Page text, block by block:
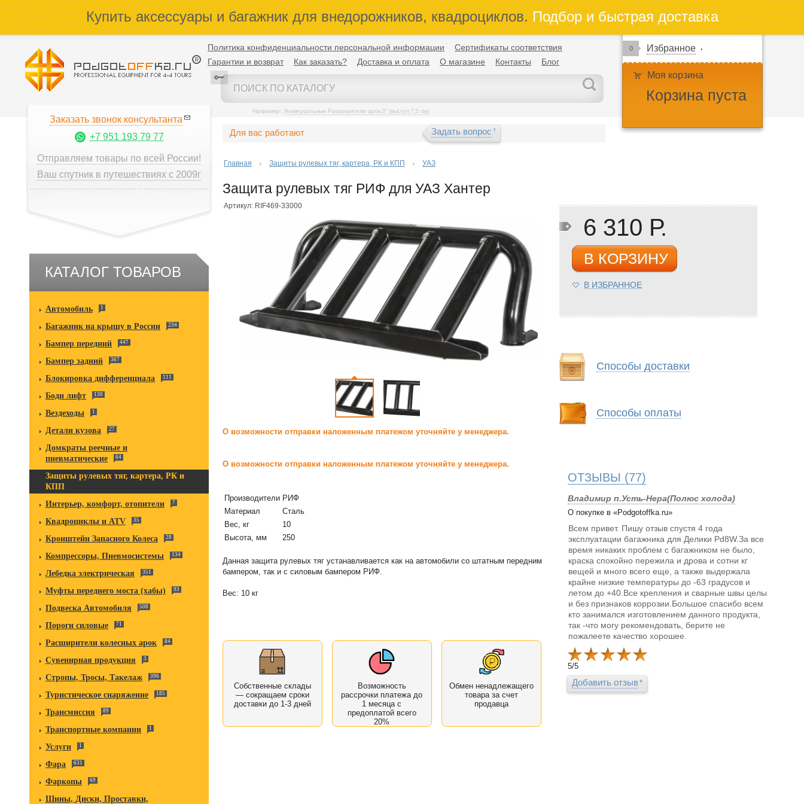
Купить аксессуары и багажник для внедорожников, квадроциклов.Подбор и быстрая доставка
Политика конфиденциальности персональной информации
Сертификаты соответствия
Гарантии и возврат
Как заказать? Доставка и оплата О магазине Контакты Блог
Например: Универсальные Расширители арок 3" (выступ 7,5 см)
0 Избранное
Моя корзина
Корзина пуста
Заказать звонок консультанта
+7 951 193 79 77
Отправляем товары по всей России!
Ваш спутник в путешествиях с 2009г
КАТАЛОГ ТОВАРОВ
Автомобиль 1
Багажник на крышу в России 234
Бампер передний 447
Бампер задний 367
Блокировка дифференциала 111
Боди лифт 130
Вездеходы 1
Детали кузова 27
Домкраты реечные и
пневматические
64
Защиты рулевых тяг, картера, РК и
КПП
Интерьер, комфорт, отопители
7
Квадроциклы и ATV 35
Кронштейн Запасного Колеса 28
Компрессоры, Пневмосистемы 134
Лебедка электрическая 351
Муфты переднего моста (хабы) 93
Подвеска Автомобиля 508
Пороги силовые 71
Расширители колесных арок 84
Сувенирная продукция 3
Стропы, Тросы, Такелаж 396
Туристическое снаряжение 185
Трансмиссия 89
Транспортные компании 1
Услуги 1
Фара 631
Фаркопы 69
Шины, Диски, Проставки,
Для вас работают Задать вопрос
Главная Защиты рулевых тяг, картера, РК и КПП УАЗ
Защита рулевых тяг РИФ для УАЗ Хантер
Артикул: RIF469-33000
О возможности отправки наложенным платежом уточняйте у менеджера.
О возможности отправки наложенным платежом уточняйте у менеджера.
Производители РИФ
Материал
Сталь
Вес, кг
10
Высота, мм
250
Данная защита рулевых тяг устанавливается как на автомобили со штатным передним
бампером, так и с силовым бампером РИФ.
Вес: 10 кг
Собственные склады
— сокращаем сроки
доставки до 1-3 дней
Возможность
рассрочки платежа до
1 месяца с
предоплатой всего
20%
Обмен ненадлежащего
товара за счет
продавца
6 310 Р.
В КОРЗИНУ
В ИЗБРАННОЕ
Способы доставки
Способы оплаты
ОТЗЫВЫ (77)
Владимир п.Усть-Нера(Полюс холода)
О покупке в «Podgotoffka.ru»
Всем привет. Пишу отзыв спустя 4 года
эксплуатации багажника для Делики Pd8W.За все
время никаких проблем с багажником не было,
краска спокойно пережила и дрова и сотни кг
вещей и много всего еще, а также выдержала
крайне низкие температуры до -63 градусов и
летом до +40.Все крепления и сварные швы целы
и без признаков коррозии.Большое спасибо всем
кто занимался изготовлением данного продукта,
так -что могу рекомендовать, берите не
пожалеете качество хорошее.
5/5
Добавить отзыв